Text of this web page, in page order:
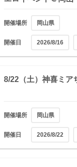
開催場所 岡山県
開催日 2026/8/16
8/22（土）神喜ミア
開催場所 岡山県
開催日 2026/8/22